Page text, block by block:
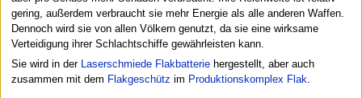
gering, außerdem verbraucht sie mehr Energie als alle anderen Waffen.
Dennoch wird sie von allen Völkern genutzt, da sie eine wirksame
Verteidigung ihrer Schlachtschiffe gewährleisten kann.
Sie wird in der Laserschmiede Flakbatteriehergestellt, aber auch
zusammen mit dem Flakgeschütz im Produktionskomplex Flak.